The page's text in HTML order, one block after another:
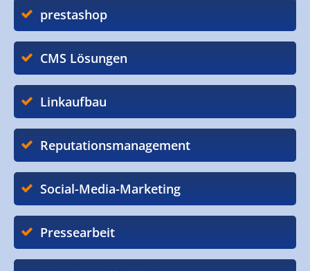
prestashop
CMS Lösungen
Linkaufbau
Reputationsmanagement
Social-Media-Marketing
Pressearbeit